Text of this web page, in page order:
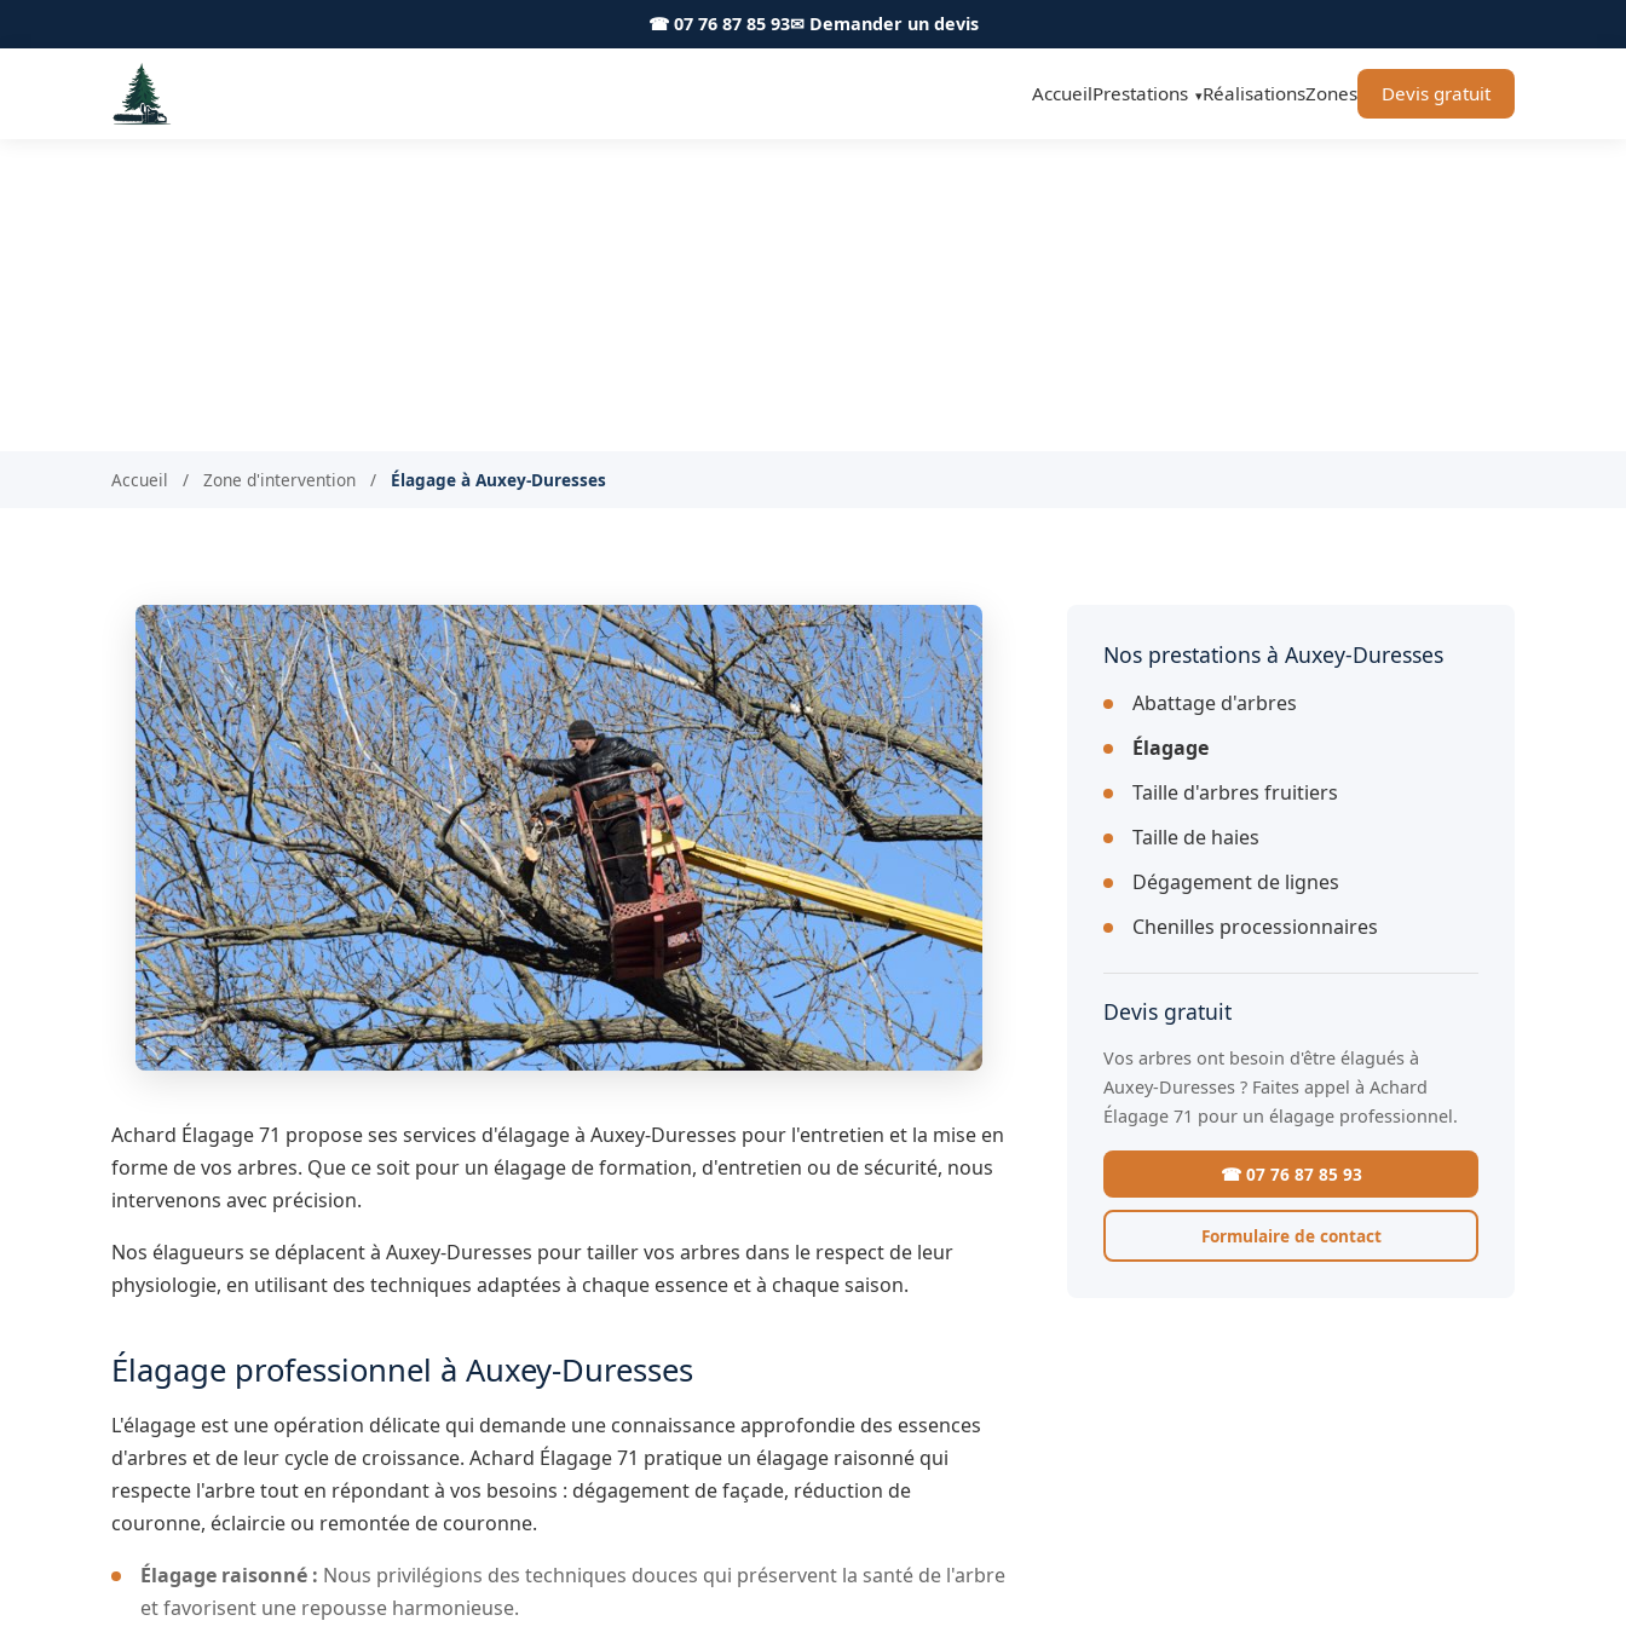
☎ 07 76 87 85 93✉ Demander un devis
AccueilPrestations ▾RéalisationsZones Devis gratuit
Accueil / Zone d'intervention / Élagage à Auxey-Duresses
Achard Élagage 71 propose ses services d'élagage à Auxey-Duresses pour l'entretien et la mise en
forme de vos arbres. Que ce soit pour un élagage de formation, d'entretien ou de sécurité, nous
intervenons avec précision.
Nos élagueurs se déplacent à Auxey-Duresses pour tailler vos arbres dans le respect de leur
physiologie, en utilisant des techniques adaptées à chaque essence et à chaque saison.
Élagage professionnel à Auxey-Duresses
L'élagage est une opération délicate qui demande une connaissance approfondie des essences
d'arbres et de leur cycle de croissance. Achard Élagage 71 pratique un élagage raisonné qui
respecte l'arbre tout en répondant à vos besoins : dégagement de façade, réduction de
couronne, éclaircie ou remontée de couronne.
Élagage raisonné : Nous privilégions des techniques douces qui préservent la santé de l'arbre
et favorisent une repousse harmonieuse.
Nos prestations à Auxey-Duresses
Abattage d'arbres
Élagage
Taille d'arbres fruitiers
Taille de haies
Dégagement de lignes
Chenilles processionnaires
Devis gratuit
Vos arbres ont besoin d'être élagués à
Auxey-Duresses ? Faites appel à Achard
Élagage 71 pour un élagage professionnel.
☎ 07 76 87 85 93
Formulaire de contact